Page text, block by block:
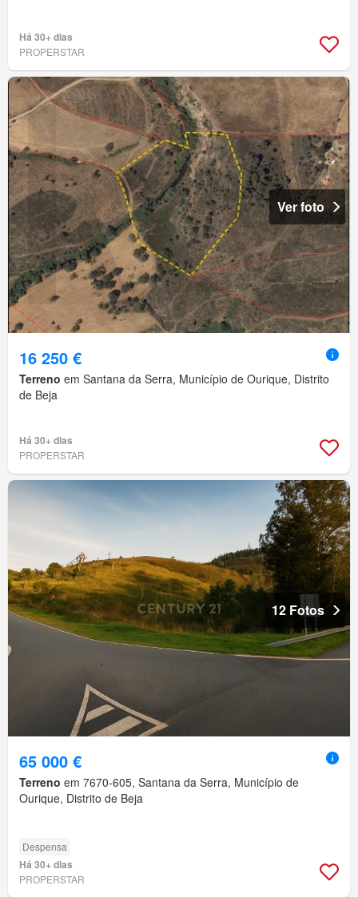
Há 30+ dias
PROPERSTAR
Ver foto
16 250 €
Terreno em Santana da Serra, Município de Ourique, Distrito
de Beja
Há 30+ dias
PROPERSTAR
12 Fotos
65 000 €
Terreno em 7670-605, Santana da Serra, Município de
Ourique, Distrito de Beja
Despensa
Há 30+ dias
PROPERSTAR